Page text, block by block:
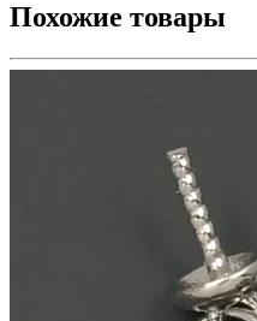
Похожие товары